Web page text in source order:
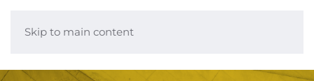
Skip to main content